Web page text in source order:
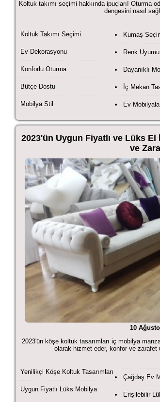
Koltuk takımı seçimi hakkında ipuçları! Oturma
dengesini nasıl
Koltuk Takımı Seçimi
Ev Dekorasyonu
Konforlu Oturma
Bütçe Dostu
Mobilya Stil
Kumaş
Renk Uyumu
Dayanıklı
İç Mekan
Ev
2023'ün Uygun Fiyatlı ve Lüks
ve
10
2023'ün köşe koltuk tasarımları iç mobilya
olarak hizmet eder, konfor ve zarafet
Yenilikçi Köşe Koltuk Tasarımları
Uygun Fiyatlı Lüks Mobilya
Çağdaş Ev
Erişilebilir